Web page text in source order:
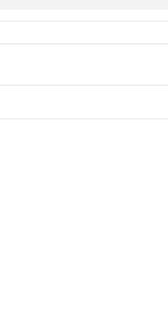
Candele [zRPWa99Jc]